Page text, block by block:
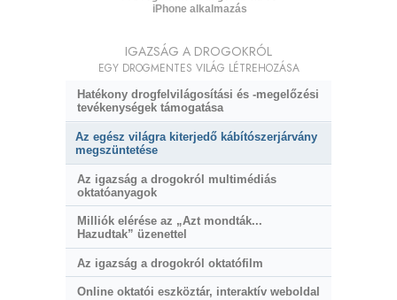
iPhone alkalmazás
IGAZSÁG A DROGOKRÓL
EGY DROGMENTES VILÁG LÉTREHOZÁSA
Hatékony drogfelvilágosítási és -megelőzési
tevékenységek támogatása
Az egész világra kiterjedő kábítószerjárvány
megszüntetése
Az igazság a drogokról multimédiás
oktatóanyagok
Milliók elérése az „Azt mondták...
Hazudtak” üzenettel
Az igazság a drogokról oktatófilm
Online oktatói eszköztár, interaktív weboldal